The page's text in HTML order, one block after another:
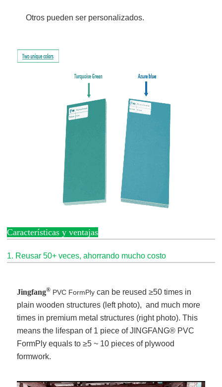
Otros pueden ser personalizados.
Características y ventajas
1. Reusar 50+ veces, ahorrando mucho costo
Jingfang® PVC FormPly can be reused ≥50 times in
plain wooden structures (left photo), and much more
times in premium metal structures (right photo). This
means the lifespan of 1 piece of JINGFANG® PVC
FormPly equals to ≥5 ~ 10 pieces of plywood
formwork.